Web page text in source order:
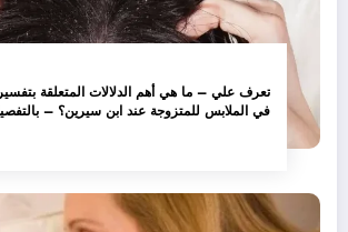
تعرف علي – ما هي أهم الدلالات المتعلقة
في الملابس للمتزوجة عند ابن سيرين؟ –